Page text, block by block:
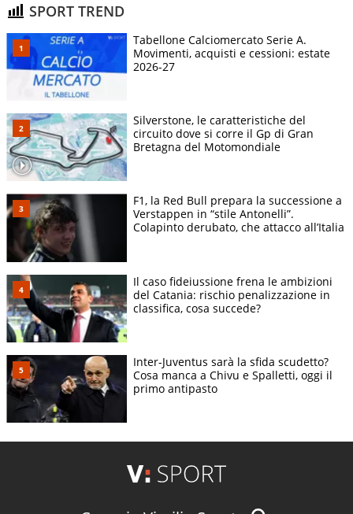
SPORT TREND
Tabellone Calciomercato Serie A.
Movimenti, acquisti e cessioni: estate
2026-27
Silverstone, le caratteristiche del
circuito dove si corre il Gp di Gran
Bretagna del Motomondiale
F1, la Red Bull prepara la successione a
Verstappen in “stile Antonelli”.
Colapinto derubato, che attacco all’Italia
Il caso fideiussione frena le ambizioni
del Catania: rischio penalizzazione in
classifica, cosa succede?
Inter-Juventus sarà la sfida scudetto?
Cosa manca a Chivu e Spalletti, oggi il
primo antipasto